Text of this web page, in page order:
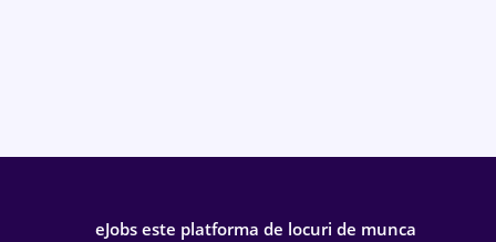
eJobs este platforma de locuri de munca